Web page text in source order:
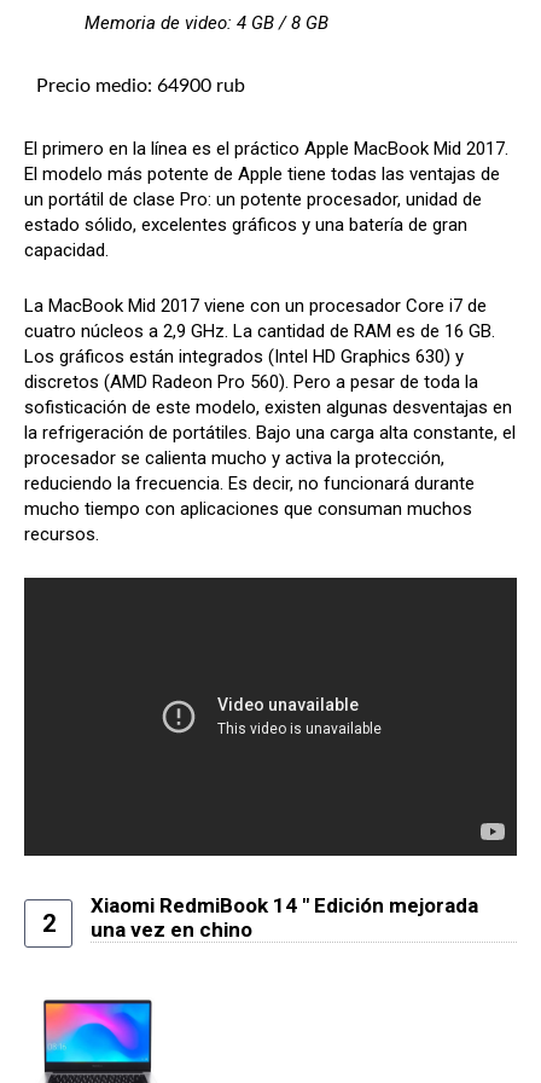
Memoria de video: 4 GB / 8 GB
Precio medio: 64900 rub
El primero en la línea es el práctico Apple MacBook Mid 2017.
El modelo más potente de Apple tiene todas las ventajas de
un portátil de clase Pro: un potente procesador, unidad de
estado sólido, excelentes gráficos y una batería de gran
capacidad.
La MacBook Mid 2017 viene con un procesador Core i7 de
cuatro núcleos a 2,9 GHz. La cantidad de RAM es de 16 GB.
Los gráficos están integrados (Intel HD Graphics 630) y
discretos (AMD Radeon Pro 560). Pero a pesar de toda la
sofisticación de este modelo, existen algunas desventajas en
la refrigeración de portátiles. Bajo una carga alta constante, el
procesador se calienta mucho y activa la protección,
reduciendo la frecuencia. Es decir, no funcionará durante
mucho tiempo con aplicaciones que consuman muchos
recursos.
2
Xiaomi RedmiBook 14 ″ Edición mejorada
una vez en chino